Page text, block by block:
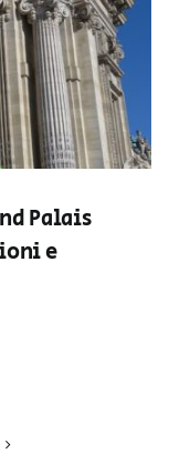
Palais
e